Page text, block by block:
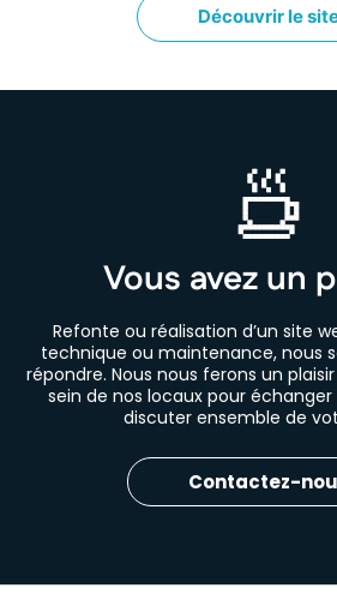
Découvrir le
Vous avez un
Refonte ou réalisation d’un site
technique ou maintenance, nous
répondre. Nous nous ferons un
sein de nos locaux pour
discuter ensemble de
Contactez-